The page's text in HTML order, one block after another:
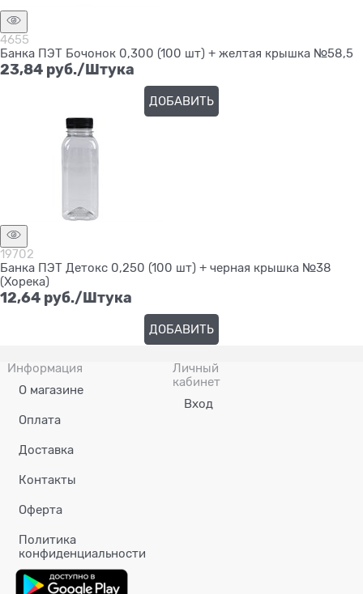
4655
Банка ПЭТ Бочонок 0,300 (100 шт) + желтая крышка №58,5
23,84 руб./Штука
ДОБАВИТЬ
19702
Банка ПЭТ Детокс 0,250 (100 шт) + черная крышка №38
(Хорека)
12,64 руб./Штука
ДОБАВИТЬ
Информация
О магазине
Оплата
Доставка
Контакты
Оферта
Политика
конфиденциальности
Личный
кабинет
Вход